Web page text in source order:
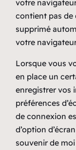
votre
contient pas de
supprimé
votre
Lorsque vous
en place un
enregistrer vos
préférences
de connexion
d’option
souvenir de